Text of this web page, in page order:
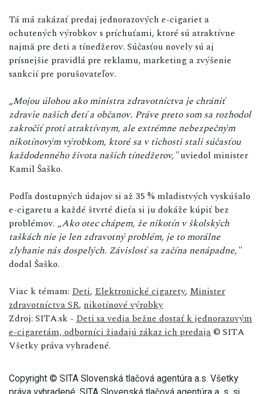
Tá má zakázať predaj jednorazových e-cigariet a
ochutených výrobkov s príchuťami, ktoré sú atraktívne
najmä pre deti a tínedžerov. Súčasťou novely sú aj
prísnejšie pravidlá pre reklamu, marketing a zvýšenie
sankcií pre porušovateľov.
„Mojou úlohou ako ministra zdravotníctva je chrániť
zdravie našich detí a občanov. Práve preto som sa rozhodol
zakročiť proti atraktívnym, ale extrémne nebezpečným
nikotínovým výrobkom, ktoré sa v tichosti stali súčasťou
každodenného života našich tínedžerov,"uviedol minister
Kamil Šaško.
Podľa dostupných údajov si až 35 % mladistvých vyskúšalo
e-cigaretu a každé štvrté dieťa si ju dokáže kúpiť bez
problémov. „Ako otec chápem, že nikotín v školských
taškách nie je len zdravotný problém, je to morálne
zlyhanie nás dospelých. Závislosť sa začína nenápadne,"
dodal Šaško.
Viac k témam: Deti, Elektronické cigarety, Minister
zdravotníctva SR, nikotínové výrobky
Zdroj: SITA.sk - Deti sa vedia bežne dostať k jednorazovým
e-cigaretám, odborníci žiadajú zákaz ich predaja© SITA
Všetky práva vyhradené.
Copyright © SITA Slovenská tlačová agentúra a.s. Všetky
práva vyhradené. SITA Slovenská tlačová agentúra a. s. si